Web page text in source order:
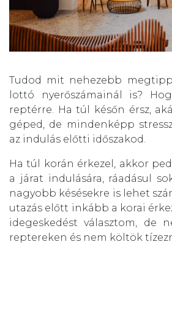
Tudod mit nehezebb
lottó nyerőszámainál is?
reptérre. Ha túl későn érsz,
géped, de mindenképp
az indulás előtti időszakod.
Ha túl korán érkezel, akkor
a járat indulására, ráadásul
nagyobb késésekre is lehet
utazás előtt inkább a korai
idegeskedést választom, de
reptereken és nem költök